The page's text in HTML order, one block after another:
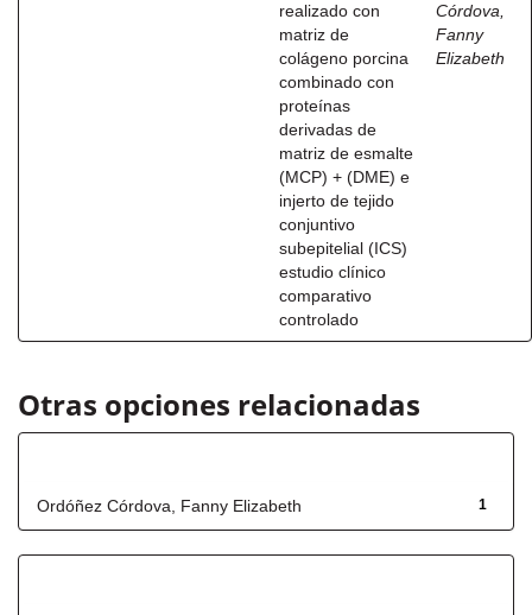
realizado con
matriz de
colágeno porcina
combinado con
proteínas
derivadas de
matriz de esmalte
(MCP) + (DME) e
injerto de tejido
conjuntivo
subepitelial (ICS)
estudio clínico
comparativo
controlado
Córdova,
Fanny
Elizabeth
Otras opciones relacionadas
1
Ordóñez Córdova, Fanny Elizabeth